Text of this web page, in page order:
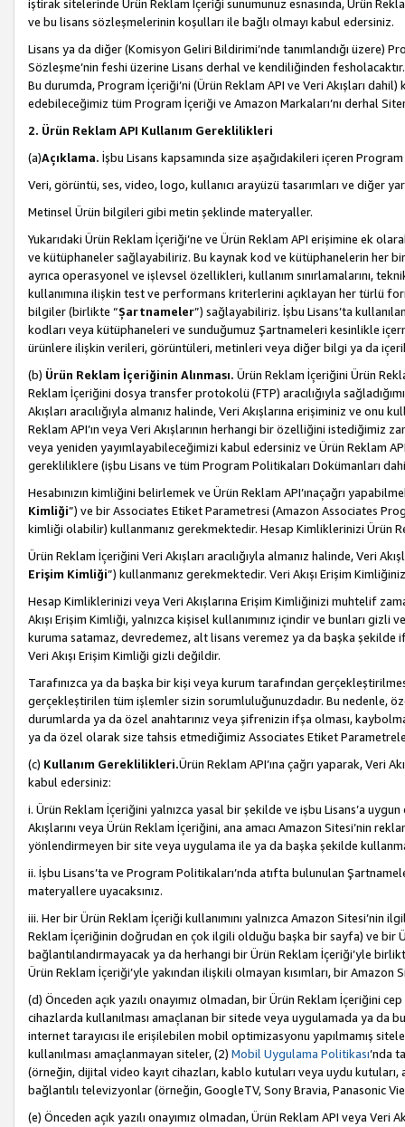
iştirak sitelerinde Ürün Reklam İçeriği sunumunuz esnasında, Ürün
ve bu lisans sözleşmelerinin koşulları ile bağlı olmayı kabul edersiniz.
Lisans ya da diğer (Komisyon Geliri Bildirimi’nde tanımlandığı üzere)
Sözleşme’nin feshi üzerine Lisans derhal ve kendiliğinden
Bu durumda, Program İçeriği’ni (Ürün Reklam API ve Veri Akışları
edebileceğimiz tüm Program İçeriği ve Amazon Markaları’nı derhal
2. Ürün Reklam API Kullanım Gereklilikleri
(a)Açıklama. İşbu Lisans kapsamında size aşağıdakileri içeren
Veri, görüntü, ses, video, logo, kullanıcı arayüzü tasarımları ve diğer
Metinsel Ürün bilgileri gibi metin şeklinde materyaller.
Yukarıdaki Ürün Reklam İçeriği’ne ve Ürün Reklam API erişimine ek
ve kütüphaneler sağlayabiliriz. Bu kaynak kod ve kütüphanelerin her
ayrıca operasyonel ve işlevsel özellikleri, kullanım sınırlamalarını,
kullanımına ilişkin test ve performans kriterlerini açıklayan her türlü
bilgiler (birlikte “Şartnameler”) sağlayabiliriz. İşbu Lisans’ta
kodları veya kütüphaneleri ve sunduğumuz Şartnameleri kesinlikle
ürünlere ilişkin verileri, görüntüleri, metinleri veya diğer bilgi ya da
(b) Ürün Reklam İçeriğinin Alınması. Ürün Reklam İçeriğini Ürün
Reklam İçeriğini dosya transfer protokolü (FTP) aracılığıyla
Akışları aracılığıyla almanız halinde, Veri Akışlarına erişiminiz ve onu
Reklam API’ın veya Veri Akışlarının herhangi bir özelliğini
veya yeniden yayımlayabileceğimizi kabul edersiniz ve Ürün Reklam
gerekliliklere (işbu Lisans ve tüm Program Politikaları Dokümanları
Hesabınızın kimliğini belirlemek ve Ürün Reklam API’ınaçağrı
Kimliği”) ve bir Associates Etiket Parametresi (Amazon Associates
kimliği olabilir) kullanmanız gerekmektedir. Hesap Kimliklerinizi Ürün
Ürün Reklam İçeriğini Veri Akışları aracılığıyla almanız halinde, Veri
Erişim Kimliği”) kullanmanız gerekmektedir. Veri Akışı Erişim
Hesap Kimliklerinizi veya Veri Akışlarına Erişim Kimliğinizi muhtelif
Akışı Erişim Kimliği, yalnızca kişisel kullanımınız içindir ve bunları
kuruma satamaz, devredemez, alt lisans veremez ya da başka şekilde
Veri Akışı Erişim Kimliği gizli değildir.
Tarafınızca ya da başka bir kişi veya kurum tarafından
gerçekleştirilen tüm işlemler sizin sorumluluğunuzdadır. Bu nedenle,
durumlarda ya da özel anahtarınız veya şifrenizin ifşa olması,
ya da özel olarak size tahsis etmediğimiz Associates Etiket
(c) Kullanım Gereklilikleri.Ürün Reklam API’ına çağrı yaparak, Veri
kabul edersiniz:
i. Ürün Reklam İçeriğini yalnızca yasal bir şekilde ve işbu Lisans’a uygun
Akışlarını veya Ürün Reklam İçeriğini, ana amacı Amazon Sitesi’nin
yönlendirmeyen bir site veya uygulama ile ya da başka şekilde
ii. İşbu Lisans’ta ve Program Politikaları’nda atıfta bulunulan
materyallere uyacaksınız.
iii. Her bir Ürün Reklam İçeriği kullanımını yalnızca Amazon
Reklam İçeriğinin doğrudan en çok ilgili olduğu başka bir sayfa) ve bir
bağlantılandırmayacak ya da herhangi bir Ürün Reklam İçeriği’yle
Ürün Reklam İçeriği’yle yakından ilişkili olmayan kısımları, bir Amazon
(d) Önceden açık yazılı onayımız olmadan, bir Ürün Reklam İçeriğini
cihazlarda kullanılması amaçlanan bir sitede veya uygulamada ya da
internet tarayıcısı ile erişilebilen mobil optimizasyonu yapılmamış
kullanılması amaçlanmayan siteler, (2) Mobil Uygulama Politikası’nda
(örneğin, dijital video kayıt cihazları, kablo kutuları veya uydu kutuları,
bağlantılı televizyonlar (örneğin, GoogleTV, Sony Bravia, Panasonic
(e) Önceden açık yazılı onayımız olmadan, Ürün Reklam API veya